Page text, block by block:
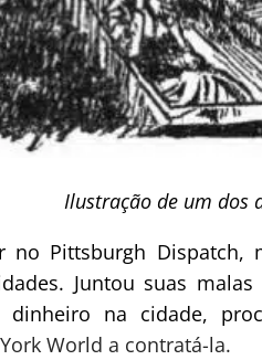
Ilustração de um dos
no Pittsburgh Dispatch,
Juntou suas
dinheiro na cidade,
World a contratá-la.